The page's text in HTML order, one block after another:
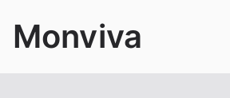
InhaltMonviva